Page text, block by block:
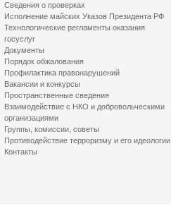
Сведения о проверках
Исполнение майских Указов Президента РФ
Технологические регламенты оказания
госуслуг
Документы
Порядок обжалования
Профилактика правонарушений
Вакансии и конкурсы
Пространственные сведения
Взаимодействие с НКО и добровольческими
организациями
Группы, комиссии, советы
Противодействие терроризму и его идеологии
Контакты